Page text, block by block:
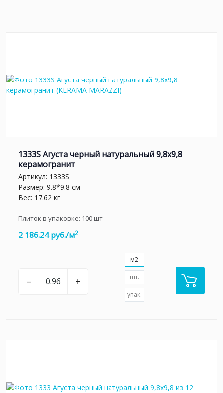
1333S Агуста черный натуральный 9,8х9,8
керамогранит
Артикул: 1333S
Размер: 9.8*9.8 см
Вес: 17.62 кг
Плиток в упаковке: 100шт
2 186.24 руб./м2
– +
м2
шт.
упак.